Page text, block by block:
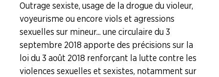
La question du moment ...
L'actu juridique
Code du Travail
Outrage sexiste, usage de la drogue du violeur,
voyeurisme ou encore viols et agressions
sexuelles sur mineur... une circulaire du 3
septembre 2018 apporte des précisions sur la
loi du 3 août 2018 renforçant la lutte contre les
violences sexuelles et sexistes, notamment sur